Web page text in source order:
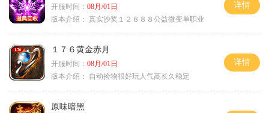
开服时间： 08月/01日
版本介绍： 真实沙奖１２８８８公益微变单职业
详情
１７６黄金赤月
开服时间： 08月/01日
版本介绍：
自动捡物很好玩人气高长久稳定
详情
原味暗黑